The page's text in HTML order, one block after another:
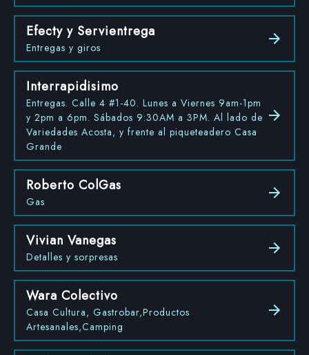
Efecty y Servientrega
Entregas y giros
Interrapidisimo
Entregas. Calle 4 #1-40. Lunes a Viernes 9am-1pm
y 2pm a 6pm. Sábados 9:30AM a 3PM. Al lado de
Variedades Acosta, y frente al piqueteadero Casa
Grande
Roberto ColGas
Gas
Vivian Vanegas
Detalles y sorpresas
Wara Colectivo
Casa Cultura, Gastrobar,Productos
Artesanales,Camping